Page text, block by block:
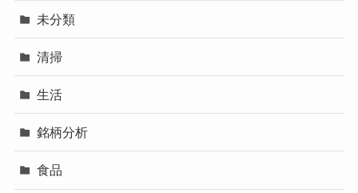
未分類
清掃
生活
銘柄分析
食品